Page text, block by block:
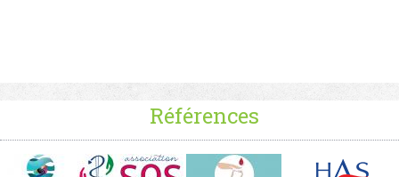
Références